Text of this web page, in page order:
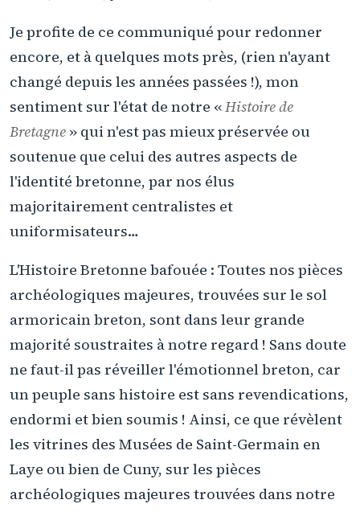
Je profite de ce communiqué pour redonner
encore, et à quelques mots près, (rien n'ayant
changé depuis les années passées !), mon
sentiment sur l'état de notre «Histoire de
Bretagne » qui n'est pas mieux préservée ou
soutenue que celui des autres aspects de
l'identité bretonne, par nos élus
majoritairement centralistes et
uniformisateurs…
L'Histoire Bretonne bafouée : Toutes nos pièces
archéologiques majeures, trouvées sur le sol
armoricain breton, sont dans leur grande
majorité soustraites à notre regard ! Sans doute
ne faut-il pas réveiller l'émotionnel breton, car
un peuple sans histoire est sans revendications,
endormi et bien soumis ! Ainsi, ce que révèlent
les vitrines des Musées de Saint-Germain en
Laye ou bien de Cuny, sur les pièces
archéologiques majeures trouvées dans notre